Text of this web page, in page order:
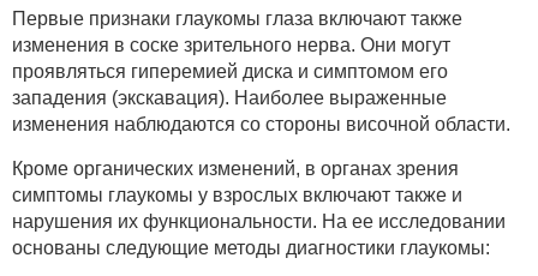
Первые признаки глаукомы глаза включают также
изменения в соске зрительного нерва. Они могут
проявляться гиперемией диска и симптомом его
западения (экскавация). Наиболее выраженные
изменения наблюдаются со стороны височной области.
Кроме органических изменений, в органах зрения
симптомы глаукомы у взрослых включают также и
нарушения их функциональности. На ее исследовании
основаны следующие методы диагностики глаукомы: